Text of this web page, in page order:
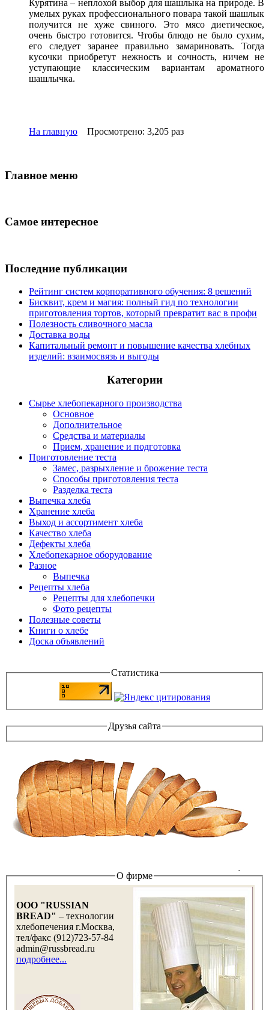
Курятина – неплохой выбор для шашлыка на природе. В
умелых руках профессионального повара такой шашлык
получится не хуже свиного. Это мясо диетическое,
очень быстро готовится. Чтобы блюдо не было сухим,
его следует заранее правильно замариновать. Тогда
кусочки приобретут нежность и сочность, ничем не
уступающие классическим вариантам ароматного
шашлычка.
На главную Просмотрено: 3,205 раз
Главное меню
Самое интересное
Последние публикации
Рейтинг систем корпоративного обучения: 8 решений
Бисквит, крем и магия: полный гид по технологии
приготовления тортов, который превратит вас в профи
Полезность сливочного масла
Доставка воды
Капитальный ремонт и повышение качества хлебных
изделий: взаимосвязь и выгоды
Категории
Сырье хлебопекарного производства
Основное
Дополнительное
Средства и материалы
Прием, хранение и подготовка
Приготовление теста
Замес, разрыхление и брожение теста
Способы приготовления теста
Разделка теста
Выпечка хлеба
Хранение хлеба
Выход и ассортимент хлеба
Качество хлеба
Дефекты хлеба
Хлебопекарное оборудование
Разное
Выпечка
Рецепты хлеба
Рецепты для хлебопечки
Фото рецепты
Полезные советы
Книги о хлебе
Доска объявлений
Статистика
Друзья сайта
О фирме
OOO "RUSSIAN
BREAD" – технологии
хлебопечения г.Москва,
тел/факс (912)723-57-84
admin@russbread.ru
подробнее...